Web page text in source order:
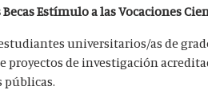
Estímulo a las Vocaciones
universitarios/as de
proyectos de investigación